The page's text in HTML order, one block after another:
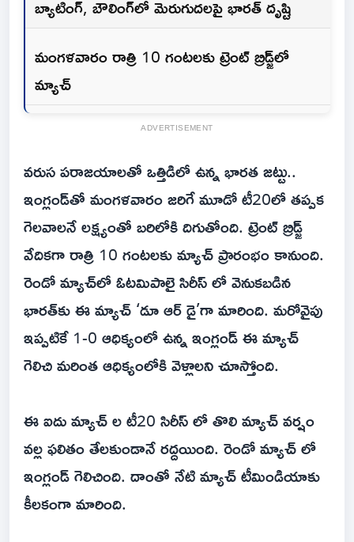
బ్యాటింగ్‌, బౌలింగ్‌లో మెరుగుదలపై భారత్‌ దృష్టి
మంగళవారం రాత్రి 10 గంటలకు ట్రెంట్‌ బ్రిడ్జ్‌లో
మ్యాచ్‌
ADVERTISEMENT
వరుస పరాజయాలతో ఒత్తిడిలో ఉన్న భారత జట్టు..
ఇంగ్లండ్‌తో మంగళవారం జరిగే మూడో టీ20లో తప్పక
గెలవాలనే లక్ష్యంతో బరిలోకి దిగుతోంది. ట్రెంట్‌ బ్రిడ్జ్‌
వేదికగా రాత్రి 10 గంటలకు మ్యాచ్‌ ప్రారంభం కానుంది.
రెండో మ్యాచ్‌లో ఓటమిపాలై సిరీస్ లో వెనుకబడిన
భారత్‌కు ఈ మ్యాచ్‌ ‘డూ ఆర్‌ డై’గా మారింది. మరోవైపు
ఇప్పటికే 1-0 ఆధిక్యంలో ఉన్న ఇంగ్లండ్‌ ఈ మ్యాచ్‌
గెలిచి మరింత ఆధిక్యంలోకి వెళ్లాలని చూస్తోంది.
ఈ ఐదు మ్యాచ్ ల టీ20 సిరీస్ లో తొలి మ్యాచ్ వర్షం
వల్ల ఫలితం తేలకుండానే రద్దయింది. రెండో మ్యాచ్ లో
ఇంగ్లండ్ గెలిచింది. దాంతో నేటి మ్యాచ్ టీమిండియాకు
కీలకంగా మారింది.